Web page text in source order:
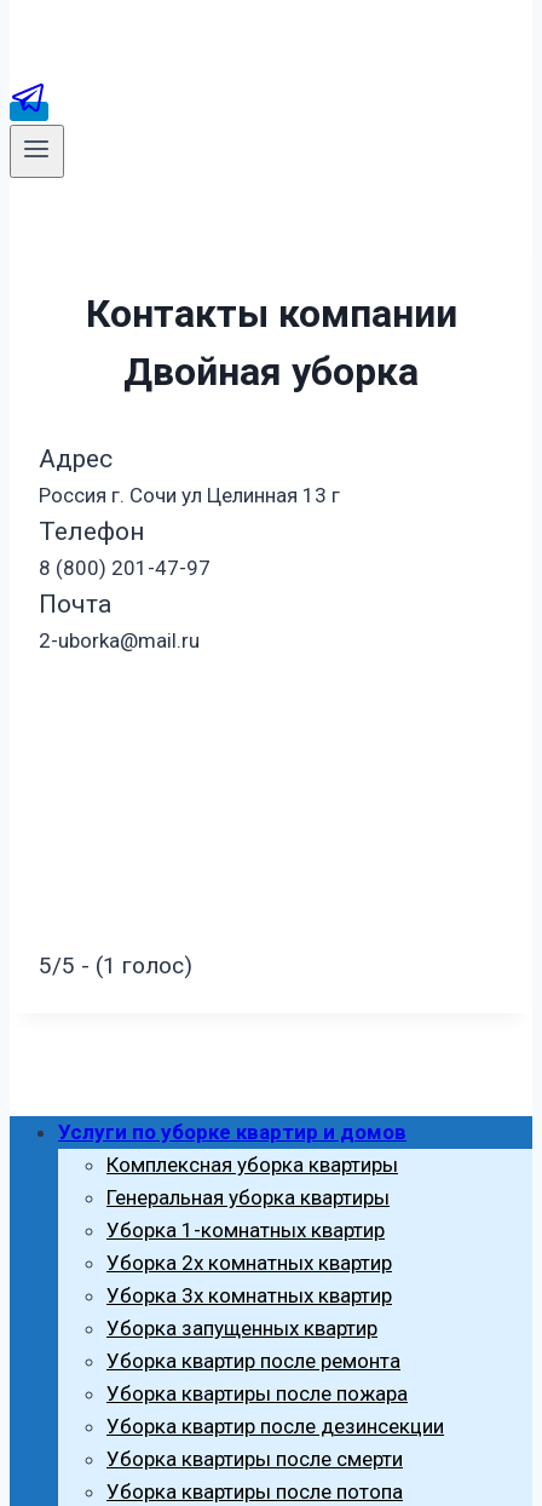
Контакты компании
Двойная уборка
Адрес
Россия г. Сочи ул Целинная 13 г
Телефон
8 (800) 201-47-97
Почта
2-uborka@mail.ru
5/5 - (1 голос)
Услуги по уборке квартир и домов
Комплексная уборка квартиры
Генеральная уборка квартиры
Уборка 1-комнатных квартир
Уборка 2х комнатных квартир
Уборка 3х комнатных квартир
Уборка запущенных квартир
Уборка квартир после ремонта
Уборка квартиры после пожара
Уборка квартир после дезинсекции
Уборка квартиры после смерти
Уборка квартиры после потопа